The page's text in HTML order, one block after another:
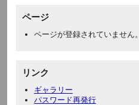
ページ
ページが登録されていません。
リンク
ギャラリー
パスワード再発行